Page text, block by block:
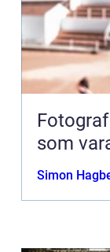
som
Simon